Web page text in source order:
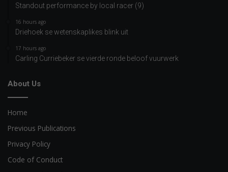
Standout performance by local racer (9)
16 hours ago
Driehoek se wetenskaplikes blink uit
17 hours ago
Carling Curriebeker se vierde ronde beloof vuurwerk
About Us
Home
Previous Publications
Privacy Policy
Code of Conduct